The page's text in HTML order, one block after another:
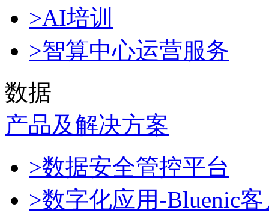
>AI培训
>智算中心运营服务
数据
产品及解决方案
>数据安全管控平台
>数字化应用-Bluenic